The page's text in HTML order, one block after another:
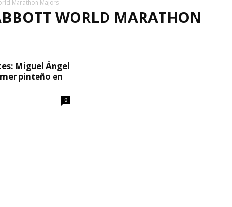
Marathon Majors
WORLD MARATHON
Miguel Ángel
pinteño en
0